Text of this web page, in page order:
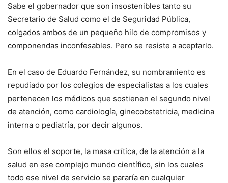
Sabe el gobernador que son insostenibles tanto su
Secretario de Salud como el de Seguridad Pública,
colgados ambos de un pequeño hilo de compromisos y
componendas inconfesables. Pero se resiste a aceptarlo.
En el caso de Eduardo Fernández, su nombramiento es
repudiado por los colegios de especialistas a los cuales
pertenecen los médicos que sostienen el segundo nivel
de atención, como cardiología, ginecobstetricia, medicina
interna o pediatría, por decir algunos.
Son ellos el soporte, la masa crítica, de la atención a la
salud en ese complejo mundo científico, sin los cuales
todo ese nivel de servicio se pararía en cualquier